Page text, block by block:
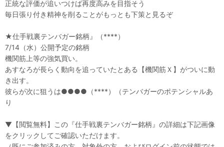
正統な評価が追いつけば再度高みを目指そう
毎日張り付き精神を削ることがもっとも下策と見るぞ
★仕手戦裏テンバガー銘柄』（****）
7/14（水）公開予定の銘柄
機関筋上等の強気買い。
あすなろが長らく動向を追っていたとある【機関筋Ｘ】がついに動
き出す。
彼らが次に狙うは●●●●（****）（テンバガーのポテンシャルあ
り
▼【閲覧無料】この『仕手戦裏テンバガー銘柄』の詳細は下記画像
をクリックしてご確認いただけます。